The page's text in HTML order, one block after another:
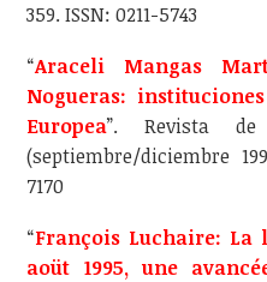
359. ISSN: 0211-5743
“Araceli Mangas
Nogueras:
Europea”. Revista de
(septiembre/diciembre
7170
“François Luchaire: La
aoüt 1995, une